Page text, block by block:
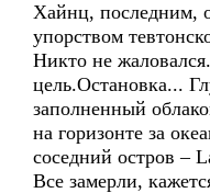
Хайнц, последним,
упорством
Никто не
цель.Остановка...
заполненный
на горизонте за
соседний остров –
Все замерли,